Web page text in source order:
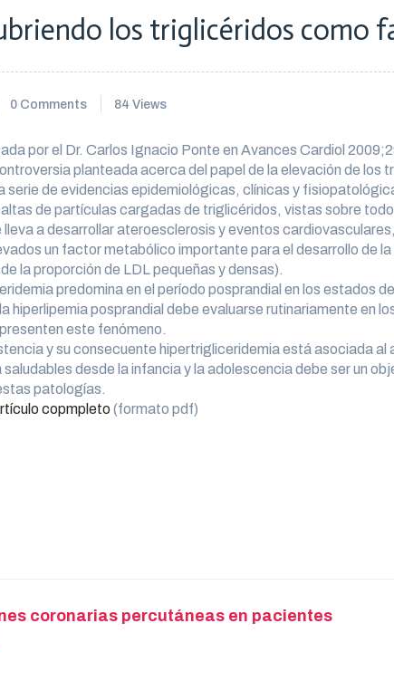
los triglicéridos como
0 Comments 84 Views
por el Dr. Carlos Ignacio Ponte en Avances Cardiol
planteada acerca del papel de la elevación de
serie de evidencias epidemiológicas, clínicas y
de partículas cargadas de triglicéridos, vistas sobre
a desarrollar ateroesclerosis y eventos
un factor metabólico importante para el desarrollo de
la proporción de LDL pequeñas y densas).
predomina en el período posprandial en los estados
hiperlipemia posprandial debe evaluarse rutinariamente en
este fenómeno.
y su consecuente hipertrigliceridemia está asociada
saludables desde la infancia y la adolescencia debe ser un
patologías.
copmpleto (formato pdf)
coronarias percutáneas en pacientes